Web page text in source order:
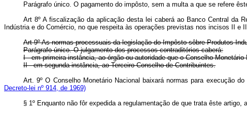
Parágrafo único. O pagamento do impôsto, sem a multa a que se
Art 8º A fiscalização da aplicação desta lei caberá ao Banco Central da
Indústria e do Comércio, no que respeita às operações previstas nos incisos II
Art 9º As normas processuais da legislação do Impôsto sôbre Produtos
Parágrafo único. O julgamento dos processos contraditórios caberá:
I - em primeira instância, ao órgão ou autoridade que o Conselho Monetário
II - em segunda instância, ao Terceiro Conselho de Contribuintes.
Art. 9º O Conselho Monetário Nacional baixará normas para
Decreto-lei nº 914, de 1969)
§ 1º Enquanto não fôr expedida a regulamentação de que trata êste